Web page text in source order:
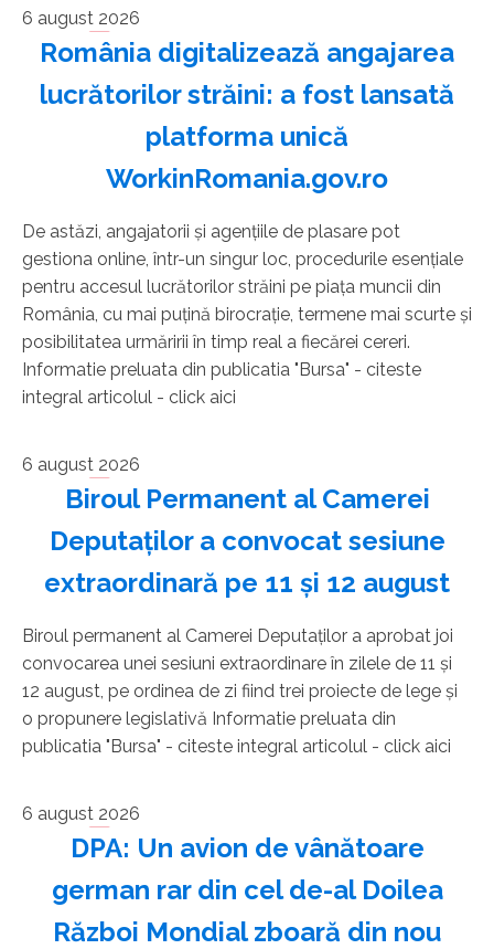
6 august 2026
România digitalizează angajarea
lucrătorilor străini: a fost lansată
platforma unică
WorkinRomania.gov.ro
De astăzi, angajatorii şi agenţiile de plasare pot
gestiona online, într-un singur loc, procedurile esenţiale
pentru accesul lucrătorilor străini pe piaţa muncii din
România, cu mai puţină birocraţie, termene mai scurte şi
posibilitatea urmăririi în timp real a fiecărei cereri.
Informatie preluata din publicatia "Bursa" - citeste
integral articolul - click aici
6 august 2026
Biroul Permanent al Camerei
Deputaţilor a convocat sesiune
extraordinară pe 11 şi 12 august
Biroul permanent al Camerei Deputaţilor a aprobat joi
convocarea unei sesiuni extraordinare în zilele de 11 şi
12 august, pe ordinea de zi fiind trei proiecte de lege şi
o propunere legislativă Informatie preluata din
publicatia "Bursa" - citeste integral articolul - click aici
6 august 2026
DPA: Un avion de vânătoare
german rar din cel de-al Doilea
Război Mondial zboară din nou